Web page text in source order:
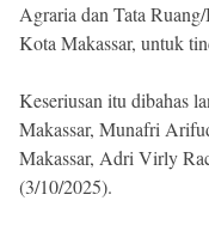
Agraria dan Tata
Kota Makassar, untuk
Keseriusan itu dibahas
Makassar, Munafri
Makassar, Adri Virly
(3/10/2025).